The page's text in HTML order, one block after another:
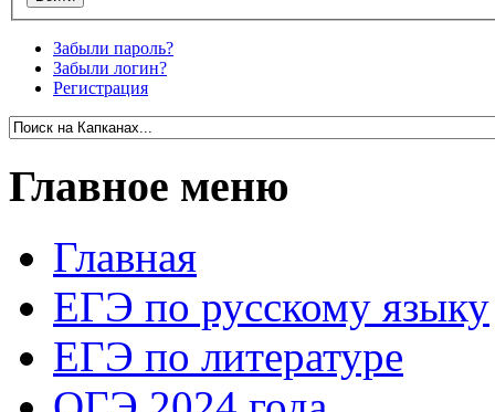
Забыли пароль?
Забыли логин?
Регистрация
Главное меню
Главная
ЕГЭ по русскому языку
ЕГЭ по литературе